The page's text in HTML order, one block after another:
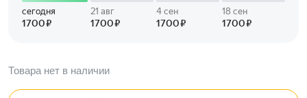
Товара нет в наличии